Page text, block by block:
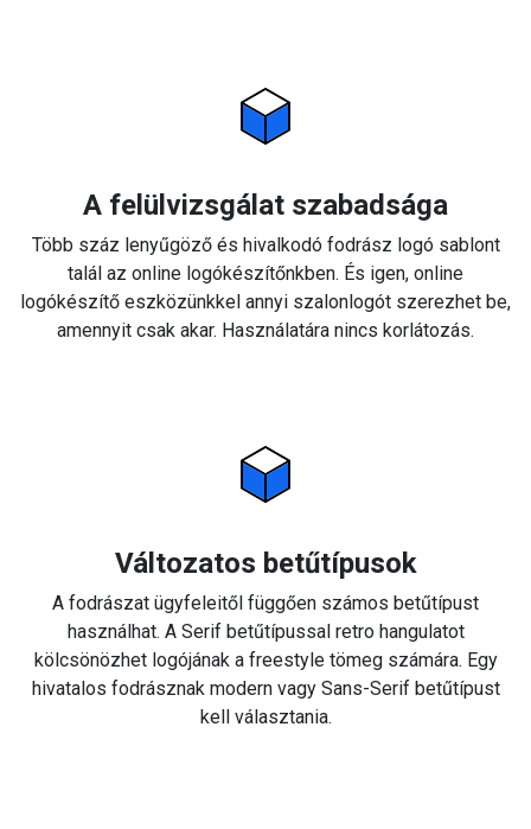
A felülvizsgálat szabadsága
Több száz lenyűgöző és hivalkodó fodrász logó sablont
talál az online logókészítőnkben. És igen, online
logókészítő eszközünkkel annyi szalonlogót szerezhet be,
amennyit csak akar. Használatára nincs korlátozás.
Változatos betűtípusok
A fodrászat ügyfeleitől függően számos betűtípust
használhat. A Serif betűtípussal retro hangulatot
kölcsönözhet logójának a freestyle tömeg számára. Egy
hivatalos fodrásznak modern vagy Sans-Serif betűtípust
kell választania.